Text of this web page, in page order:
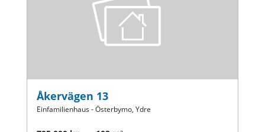
Åkervägen 13
Einfamilienhaus - Österbymo, Ydre